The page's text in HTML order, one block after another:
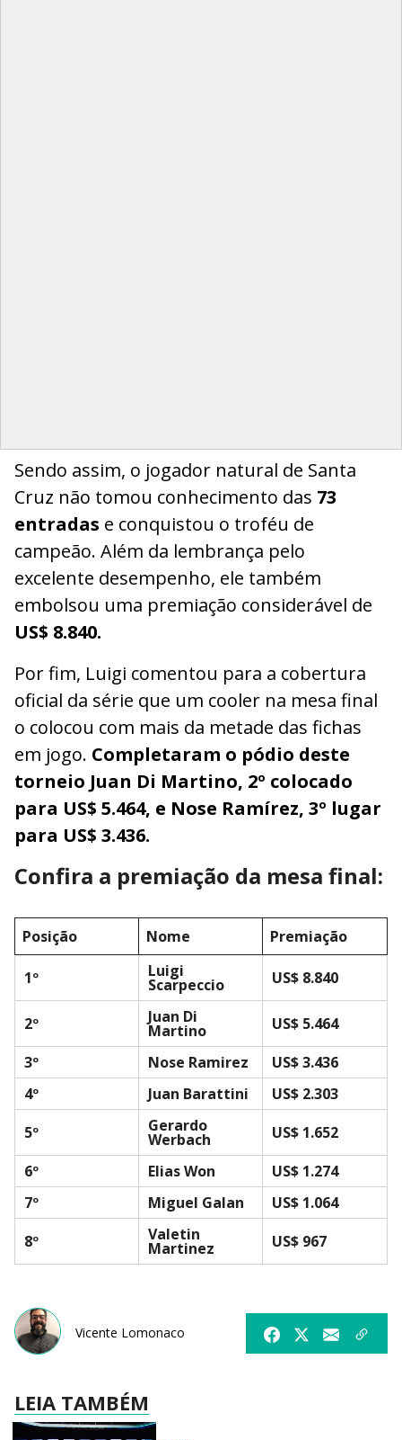
Sendo assim, o jogador natural de Santa
Cruz não tomou conhecimento das 73
entradas e conquistou o troféu de
campeão. Além da lembrança pelo
excelente desempenho, ele também
embolsou uma premiação considerável de
US$ 8.840.
Por fim, Luigi comentou para a cobertura
oficial da série que um cooler na mesa final
o colocou com mais da metade das fichas
em jogo. Completaram o pódio deste
torneio Juan Di Martino, 2º colocado
para US$ 5.464, e Nose Ramírez, 3º lugar
para US$ 3.436.
Confira a premiação da mesa final:
Posição Nome Premiação
1º Luigi
Scarpeccio US$ 8.840
2º Juan Di
Martino
US$ 5.464
3º
Nose Ramirez
US$ 3.436
4º
Juan Barattini
US$ 2.303
5º
Gerardo
Werbach
US$ 1.652
6º
Elias Won
US$ 1.274
7º
Miguel Galan
US$ 1.064
8º
Valetin
Martinez US$ 967
Vicente Lomonaco
LEIA TAMBÉM